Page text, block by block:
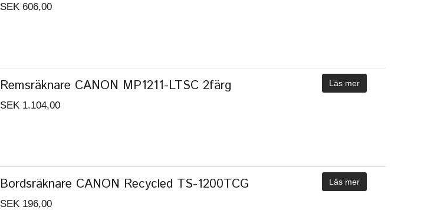
SEK 606,00
Remsräknare CANON MP1211-LTSC 2färg
SEK 1.104,00
Läs mer
Bordsräknare CANON Recycled TS-1200TCG
SEK 196,00
Läs mer